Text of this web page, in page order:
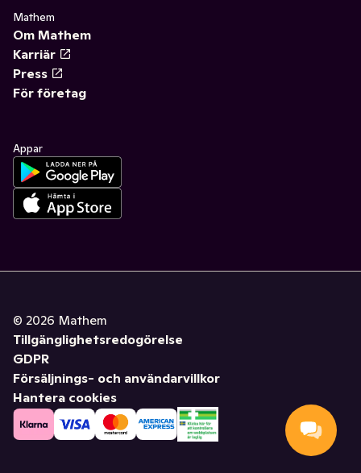
Mathem
Om Mathem
Karriär
Press
För företag
Appar
© 2026 Mathem
Tillgänglighetsredogörelse
GDPR
Försäljnings- och användarvillkor
Hantera cookies